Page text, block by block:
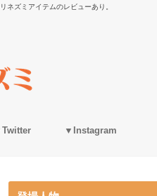
ネズミアイテムのレビューあり。
▼Instagram